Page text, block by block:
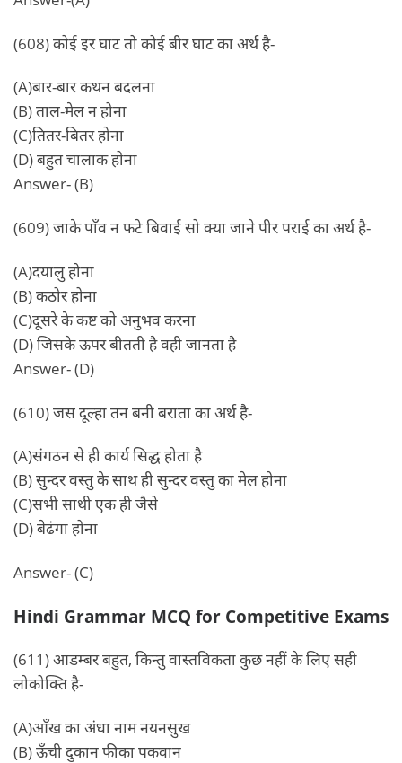
(608) कोई इर घाट तो कोई बीर घाट का अर्थ है-
(A)बार-बार कथन बदलना
(B) ताल-मेल न होना
(C)तितर-बितर होना
(D) बहुत चालाक होना
Answer- (B)
(609) जाके पाँव न फटे बिवाई सो क्या जाने पीर पराई का अर्थ है-
(A)दयालु होना
(B) कठोर होना
(C)दूसरे के कष्ट को अनुभव करना
(D) जिसके ऊपर बीतती है वही जानता है
Answer- (D)
(610) जस दूल्हा तन बनी बराता का अर्थ है-
(A)संगठन से ही कार्य सिद्ध होता है
(B) सुन्दर वस्तु के साथ ही सुन्दर वस्तु का मेल होना
(C)सभी साथी एक ही जैसे
(D) बेढंगा होना
Answer- (C)
Hindi Grammar MCQ for Competitive Exams
(611) आडम्बर बहुत, किन्तु वास्तविकता कुछ नहीं के लिए सही
लोकोक्ति है-
(A)आँख का अंधा नाम नयनसुख
(B) ऊँची दुकान फीका पकवान